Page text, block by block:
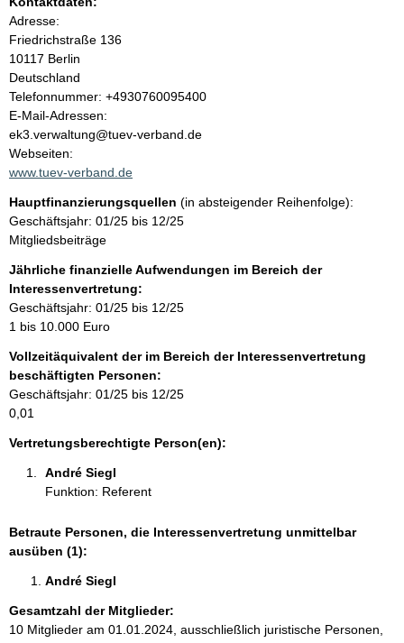
l
t
Adresse:
Friedrichstraße 136
10117 Berlin
Deutschland
K
o
n
t
a
t
i
n
f
o
r
m
t
i
o
n
e
Telefonnummer: +4930760095400
E-Mail-Adressen:
ek3.verwaltung@tuev-verband.de
Webseiten:
www.tuev-verband.de
Hauptfinanzierungsquellen (in absteigender Reihenfolge):
Geschäftsjahr: 01/25 bis 12/25
Mitgliedsbeiträge
Jährliche finanzielle Aufwendungen im Bereich der
Interessenvertretung:
Geschäftsjahr: 01/25 bis 12/25
1 bis 10.000 Euro
Vollzeitäquivalent der im Bereich der Interessenvertretung
beschäftigten Personen:
Geschäftsjahr: 01/25 bis 12/25
0,01
Vertretungsberechtigte Person(en):
André Siegl
Funktion: Referent
Betraute Personen, die Interessenvertretung unmittelbar
ausüben (1):
André Siegl
Gesamtzahl der Mitglieder:
10 Mitglieder am 01.01.2024, ausschließlich juristische Personen,